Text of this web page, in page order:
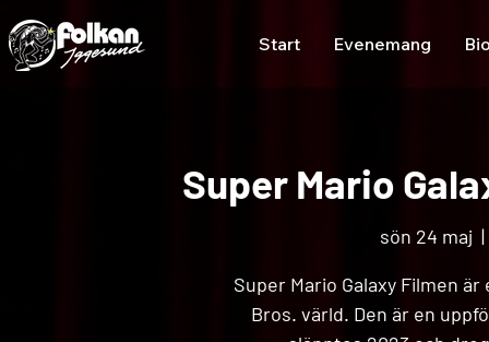
Start Evenemang
Super Mario
sön 24 maj
Super Mario Galaxy Filmen
Bros. värld. Den är en